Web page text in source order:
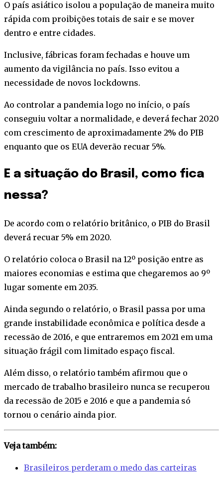
O país asiático isolou a população de maneira muito
rápida com proibições totais de sair e se mover
dentro e entre cidades.
Inclusive, fábricas foram fechadas e houve um
aumento da vigilância no país. Isso evitou a
necessidade de novos lockdowns.
Ao controlar a pandemia logo no início, o país
conseguiu voltar a normalidade, e deverá fechar 2020
com crescimento de aproximadamente 2% do PIB
enquanto que os EUA deverão recuar 5%.
E a situação do Brasil, como fica
nessa?
De acordo com o relatório britânico, o PIB do Brasil
deverá recuar 5% em 2020.
O relatório coloca o Brasil na 12º posição entre as
maiores economias e estima que chegaremos ao 9º
lugar somente em 2035.
Ainda segundo o relatório, o Brasil passa por uma
grande instabilidade econômica e política desde a
recessão de 2016, e que entraremos em 2021 em uma
situação frágil com limitado espaço fiscal.
Além disso, o relatório também afirmou que o
mercado de trabalho brasileiro nunca se recuperou
da recessão de 2015 e 2016 e que a pandemia só
tornou o cenário ainda pior.
Veja também:
Brasileiros perderam o medo das carteiras